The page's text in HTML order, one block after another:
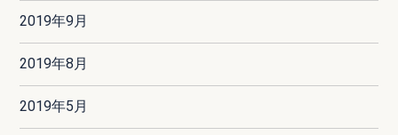
2019年9月
2019年8月
2019年5月